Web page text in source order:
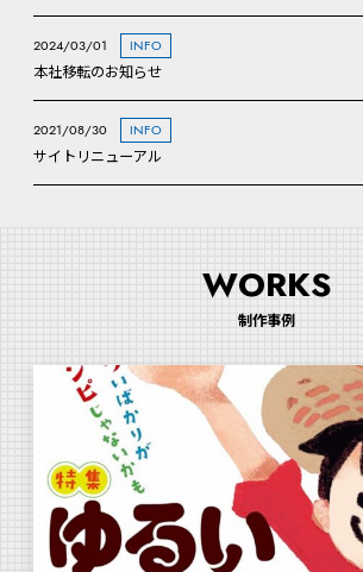
2024/03/01 INFO
本社移転のお知らせ
2021/08/30 INFO
サイトリニューアル
WORKS
制作事例